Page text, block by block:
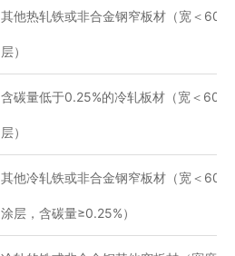
其他热轧铁或非合金钢窄板材（宽＜
层）
含碳量低于0.25%的冷轧板材（宽＜
层）
其他冷轧铁或非合金钢窄板材（宽＜
涂层，含碳量≥0.25%）